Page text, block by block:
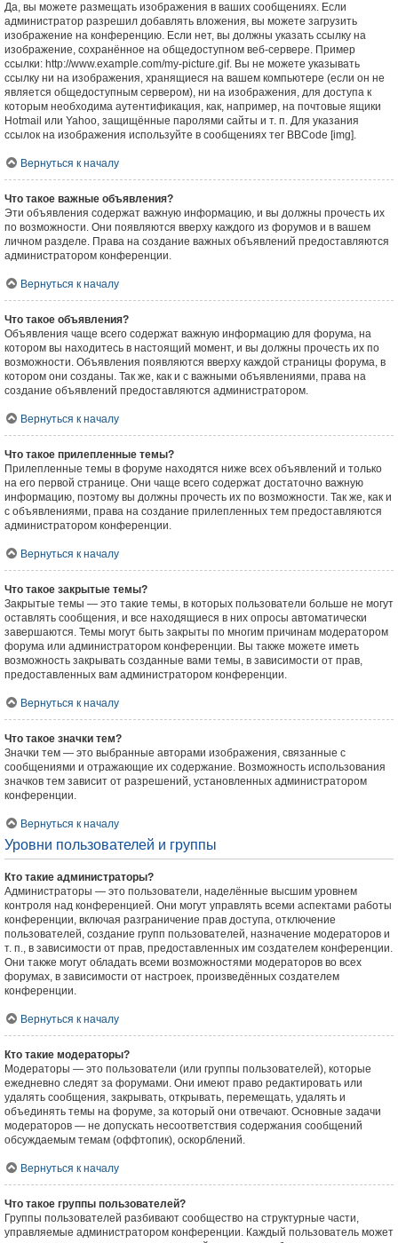
Да, вы можете размещать изображения в ваших сообщениях. Если
администратор разрешил добавлять вложения, вы можете загрузить
изображение на конференцию. Если нет, вы должны указать ссылку на
изображение, сохранённое на общедоступном веб-сервере. Пример
ссылки: http://www.example.com/my-picture.gif. Вы не можете указывать
ссылку ни на изображения, хранящиеся на вашем компьютере (если он не
является общедоступным сервером), ни на изображения, для доступа к
которым необходима аутентификация, как, например, на почтовые ящики
Hotmail или Yahoo, защищённые паролями сайты и т. п. Для указания
ссылок на изображения используйте в сообщениях тег BBCode [img].
Вернуться к началу
Что такое важные объявления?
Эти объявления содержат важную информацию, и вы должны прочесть их
по возможности. Они появляются вверху каждого из форумов и в вашем
личном разделе. Права на создание важных объявлений предоставляются
администратором конференции.
Вернуться к началу
Что такое объявления?
Объявления чаще всего содержат важную информацию для форума, на
котором вы находитесь в настоящий момент, и вы должны прочесть их по
возможности. Объявления появляются вверху каждой страницы форума, в
котором они созданы. Так же, как и с важными объявлениями, права на
создание объявлений предоставляются администратором.
Вернуться к началу
Что такое прилепленные темы?
Прилепленные темы в форуме находятся ниже всех объявлений и только
на его первой странице. Они чаще всего содержат достаточно важную
информацию, поэтому вы должны прочесть их по возможности. Так же, как и
с объявлениями, права на создание прилепленных тем предоставляются
администратором конференции.
Вернуться к началу
Что такое закрытые темы?
Закрытые темы — это такие темы, в которых пользователи больше не могут
оставлять сообщения, и все находящиеся в них опросы автоматически
завершаются. Темы могут быть закрыты по многим причинам модератором
форума или администратором конференции. Вы также можете иметь
возможность закрывать созданные вами темы, в зависимости от прав,
предоставленных вам администратором конференции.
Вернуться к началу
Что такое значки тем?
Значки тем — это выбранные авторами изображения, связанные с
сообщениями и отражающие их содержание. Возможность использования
значков тем зависит от разрешений, установленных администратором
конференции.
Вернуться к началу
Уровни пользователей и группы
Кто такие администраторы?
Администраторы — это пользователи, наделённые высшим уровнем
контроля над конференцией. Они могут управлять всеми аспектами работы
конференции, включая разграничение прав доступа, отключение
пользователей, создание групп пользователей, назначение модераторов и
т. п., в зависимости от прав, предоставленных им создателем конференции.
Они также могут обладать всеми возможностями модераторов во всех
форумах, в зависимости от настроек, произведённых создателем
конференции.
Вернуться к началу
Кто такие модераторы?
Модераторы — это пользователи (или группы пользователей), которые
ежедневно следят за форумами. Они имеют право редактировать или
удалять сообщения, закрывать, открывать, перемещать, удалять и
объединять темы на форуме, за который они отвечают. Основные задачи
модераторов — не допускать несоответствия содержания сообщений
обсуждаемым темам (оффтопик), оскорблений.
Вернуться к началу
Что такое группы пользователей?
Группы пользователей разбивают сообщество на структурные части,
управляемые администратором конференции. Каждый пользователь может